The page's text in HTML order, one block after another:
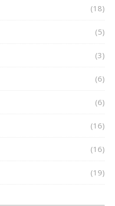
(18)
(5)
(3)
(6)
(6)
(16)
(16)
(19)